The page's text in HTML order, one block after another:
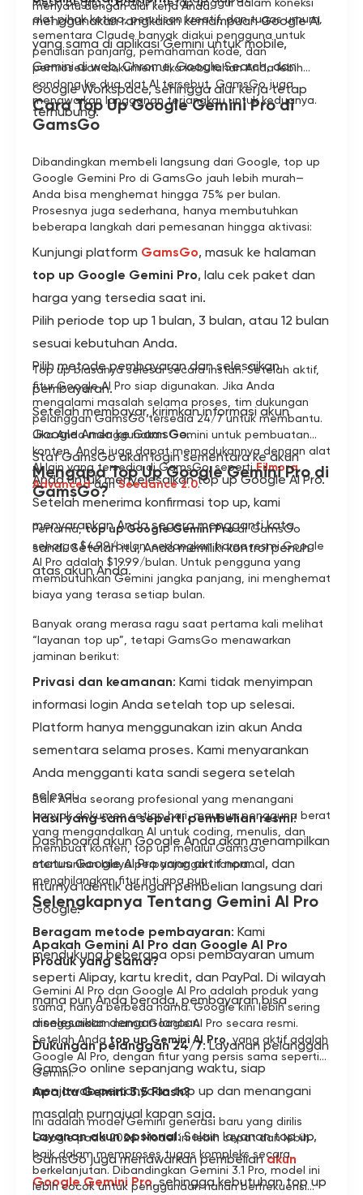
menggunakan rangkaian kemampuan Google AI
yang sama di aplikasi Gemini untuk mobile,
Gemini di web, Chrome, Google Search, dan
Google Workspace, sehingga alur kerja tetap
terhubung.
menyatu dengan alur kerja Anda.
alat pihak ketiga, penulisan kreatif, dan tugas umum,
sementara Claude banyak diakui pengguna untuk
penulisan panjang, pemahaman kode, dan
pemrosesan dokumen. Jika kebutuhan Anda lebih
condong ke dua alat AI tersebut, GamsGo juga
menawarkan langganan terjangkau untuk keduanya.
Cara Top Up Google Gemini Pro di
GamsGo
Dibandingkan membeli langsung dari Google, top up
Google Gemini Pro di GamsGo jauh lebih murah—
Anda bisa menghemat hingga 75% per bulan.
Prosesnya juga sederhana, hanya membutuhkan
beberapa langkah dari pemesanan hingga aktivasi:
Kunjungi platform GamsGo, masuk ke halaman
top up Google Gemini Pro, lalu cek paket dan
harga yang tersedia saat ini.
Pilih periode top up 1 bulan, 3 bulan, atau 12 bulan
sesuai kebutuhan Anda.
Pilih metode pembayaran dan selesaikan
pembayaran.
Setelah membayar, kirimkan informasi akun
Google Anda ke GamsGo.
Staf GamsGo akan login sementara ke akun
Anda untuk menyelesaikan top up Google AI Pro.
Setelah menerima konfirmasi top up, kami
menyarankan Anda segera mengganti kata
sandi. Setelah itu, Anda memiliki kontrol penuh
atas akun Anda.
Top up biasanya selesai secara instan. Setelah aktif,
fitur Google AI Pro siap digunakan. Jika Anda
mengalami masalah selama proses, tim dukungan
pelanggan GamsGo tersedia 24/7 untuk membantu.
Jika Anda menggunakan Gemini untuk pembuatan
konten, Anda juga dapat memadukannya dengan alat
AI lain yang tersedia di GamsGo, sepertiFilmora
AdvanceddanSeedance 2.0.
Mengapa Top Up Google Gemini Pro di
GamsGo?
Pertama,top up Google Gemini Prodi GamsGo
seharga $4.99/bulan, sedangkan harga resmi Google
AI Pro adalah $19.99/bulan. Untuk pengguna yang
membutuhkan Gemini jangka panjang, ini menghemat
biaya yang terasa setiap bulan.
Banyak orang merasa ragu saat pertama kali melihat
“layanan top up”, tetapi GamsGo menawarkan
jaminan berikut:
Privasi dan keamanan: Kami tidak menyimpan
informasi login Anda setelah top up selesai.
Platform hanya menggunakan izin akun Anda
sementara selama proses. Kami menyarankan
Anda mengganti kata sandi segera setelah
selesai.
Hasil yang sama seperti pembelian resmi:
Dashboard akun Google Anda akan menampilkan
status Google AI Pro yang aktif normal, dan
fiturnya identik dengan pembelian langsung dari
Google.
Beragam metode pembayaran: Kami
mendukung beberapa opsi pembayaran umum
seperti Alipay, kartu kredit, dan PayPal. Di wilayah
mana pun Anda berada, pembayaran bisa
diselesaikan dengan lancar.
Dukungan pelanggan 24/7: Layanan pelanggan
GamsGo online sepanjang waktu, siap
menjawab pertanyaan top up dan menangani
masalah purnajual kapan saja.
Layanan akun opsional: Selain layanan top up,
GamsGo juga menawarkan pembelianakun
Google Gemini Pro, sehingga kebutuhan top up
Baik Anda seorang profesional yang menangani
banyak dokumen setiap hari, maupun pengguna berat
yang mengandalkan AI untuk coding, menulis, dan
membuat konten, top up melalui GamsGo
menurunkan biaya perpanjangan tanpa
menghilangkan fitur inti apa pun.
Selengkapnya Tentang Gemini AI Pro
Apakah Gemini AI Pro dan Google AI Pro
Produk yang Sama?
Gemini AI Pro dan Google AI Pro adalah produk yang
sama, hanya berbeda nama. Google kini lebih sering
menggunakan nama Google AI Pro secara resmi.
Setelah Anda top up Gemini AI Pro , yang aktif adalah
Google AI Pro, dengan fitur yang persis sama seperti
Gemini.
Apa Itu Gemini 3.5 Flash?
Ini adalah model Gemini generasi baru yang dirilis
Google pada 2026. Model ini lebih cepat dan lebih
baik dalam memproses tugas kompleks secara
berkelanjutan. Dibandingkan Gemini 3.1 Pro, model ini
lebih cocok untuk penggunaan harian berfrekuensi